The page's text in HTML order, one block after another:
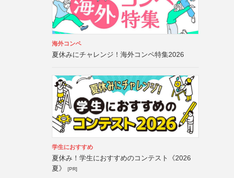
海外コンペ
夏休みにチャレンジ！海外コンペ特集2026
学生におすすめ
夏休み！学生におすすめのコンテスト《2026
夏》
[PR]